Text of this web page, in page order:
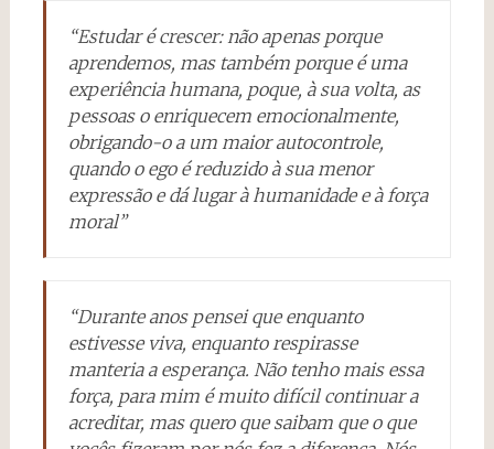
“Estudar é crescer: não apenas porque
aprendemos, mas também porque é uma
experiência humana, poque, à sua volta, as
pessoas o enriquecem emocionalmente,
obrigando-o a um maior autocontrole,
quando o ego é reduzido à sua menor
expressão e dá lugar à humanidade e à força
moral”
“Durante anos pensei que enquanto
estivesse viva, enquanto respirasse
manteria a esperança. Não tenho mais essa
força, para mim é muito difícil continuar a
acreditar, mas quero que saibam que o que